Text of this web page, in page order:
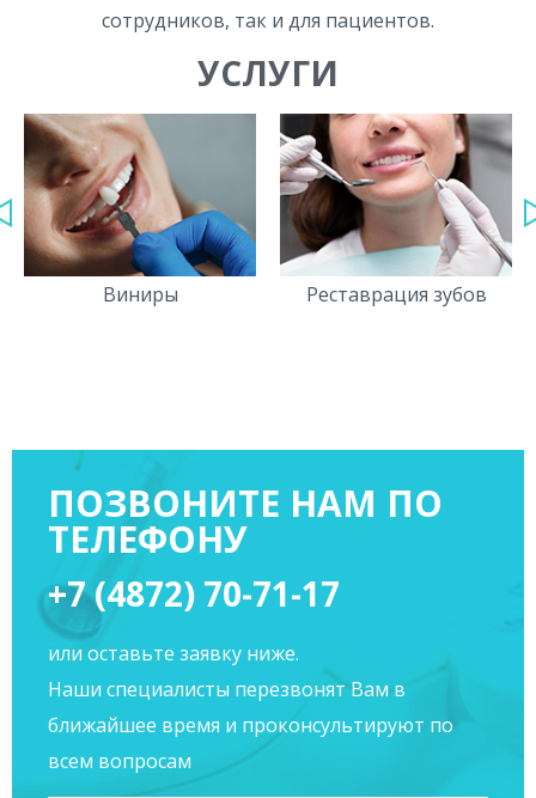
сотрудников, так и для пациентов.
УСЛУГИ
Виниры Реставрация зубов
ПОЗВОНИТЕ НАМ ПО
ТЕЛЕФОНУ
+7 (4872) 70-71-17
или оставьте заявку ниже.
Наши специалисты перезвонят Вам в
ближайшее время и проконсультируют по
всем вопросам